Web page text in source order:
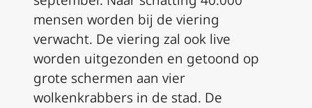
mensen worden bij de viering
verwacht. De viering zal ook live
worden uitgezonden en getoond op
grote schermen aan vier
wolkenkrabbers in de stad. De